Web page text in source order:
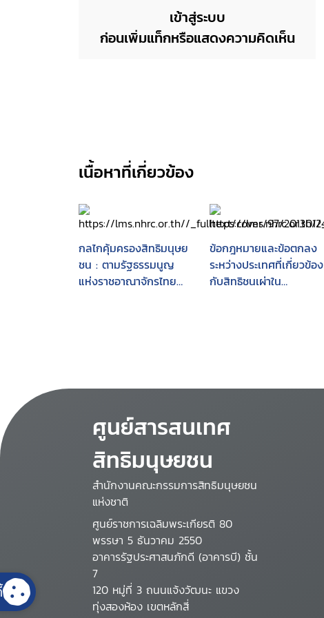
เข้าสู่ระบบ
ก่อนเพิ่มแท็กหรือแสดงความคิดเห็น
เนื้อหาที่เกี่ยวข้อง
กลไกคุ้มครองสิทธิมนุษย
ชน : ตามรัฐธรรมนูญ
แห่งราชอาณาจักรไทย
ข้อกฎหมายและข้อตกลง
ระหว่างประเทศที่เกี่ยวข้อง
กับสิทธิชนเผ่าใน
ศูนย์สารสนเทศ
สิทธิมนุษยชน
สำนักงานคณะกรรมการสิทธิมนุษยชน
แห่งชาติ
ศูนย์ราชการเฉลิมพระเกียรติ 80
พรรษา 5 ธันวาคม 2550
อาคารรัฐประศาสนภักดี (อาคารบี) ชั้น
7
120 หมู่ที่ 3 ถนนแจ้งวัฒนะ แขวง
ทุ่งสองห้อง เขตหลักสี่